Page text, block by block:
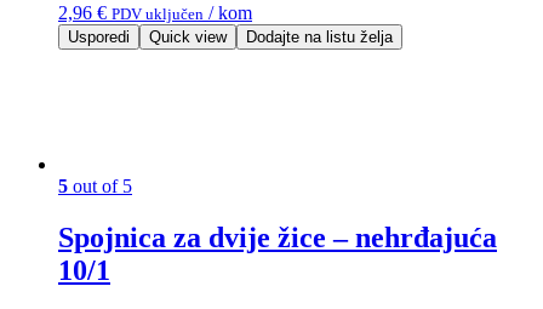
2,96 € PDV uključen / kom
Usporedi Quick view Dodajte na listu želja
5 out of 5
Spojnica za dvije žice – nehrđajuća
10/1